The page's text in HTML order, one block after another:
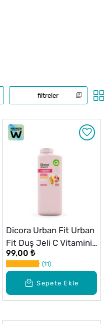
filtreler
Sepete Ekle
Dicora Urban Fit Urban
Fit Duş Jeli C Vitamini
Narenciye & Kayısı 400
ml
99,00 ₺
11